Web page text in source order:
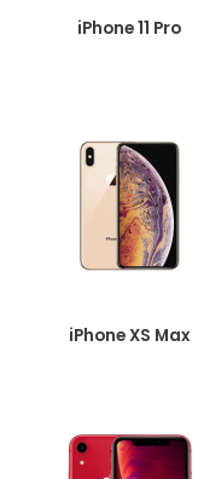
iPhone 11 Pro
iPhone XS Max